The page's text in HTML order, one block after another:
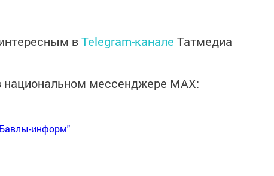
вTelegram-канале Татмедиа
национальном мессенджере MАХ:
информ"